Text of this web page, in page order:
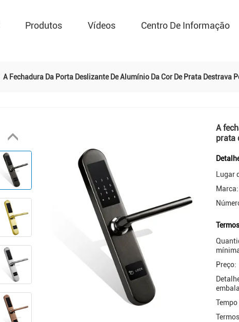
Produtos Vídeos Centro De Informação
A Fechadura Da Porta Deslizante De Alumínio Da Cor De Prata Destrava
A
prata
Lugar
Marca:
Preço: